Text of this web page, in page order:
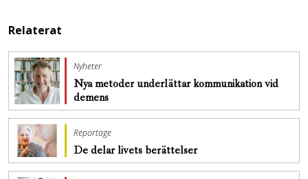
Relaterat
Nyheter
Nya metoder underlättar kommunikation vid
demens
Reportage
De delar livets berättelser